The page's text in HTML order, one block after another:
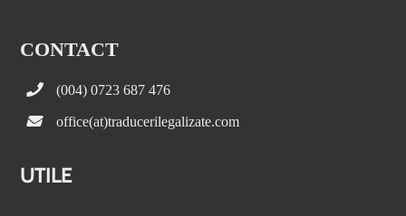
CONTACT
(004) 0723 687 476
office(at)traducerilegalizate.com
UTILE